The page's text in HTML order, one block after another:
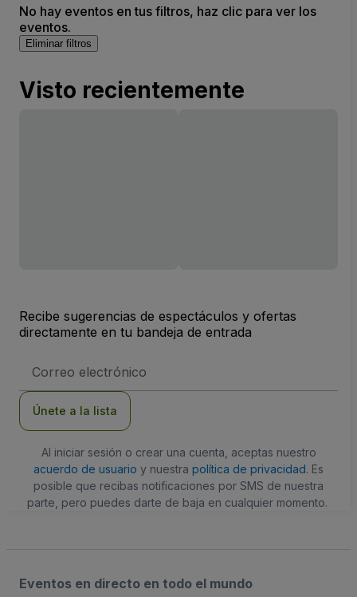
No hay eventos en tus filtros, haz clic para ver los
eventos.
Eliminar filtros
Visto recientemente
Recibe sugerencias de espectáculos y ofertas
directamente en tu bandeja de entrada
de
Únete a la lista
Al iniciar sesión o crear una cuenta, aceptas nuestro
acuerdo de usuario y nuestra política de privacidad. Es
posible que recibas notificaciones por SMS de nuestra
parte, pero puedes darte de baja en cualquier momento.
Eventos en directo en todo el mundo